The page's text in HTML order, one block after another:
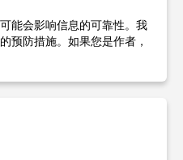
能会影响信息的可靠性。我
预防措施。如果您是作者，